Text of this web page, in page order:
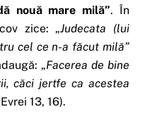
nouă mare milă”. În
zice: „Judecata (lui
cel ce n-a făcut milă”
„Facerea de bine
căci jertfe ca acestea
13, 16).